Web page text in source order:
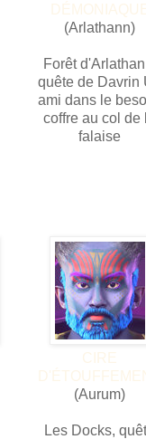
(Arlathann)
Forêt
quête de Davrin
ami dans le
coffre au col de
falaise
CIRE
(Aurum)
Les Docks,